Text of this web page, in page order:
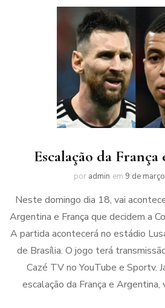
Escalação da
por admin em 9 de
Neste domingo dia 18, vai
Argentina e França que decidem a
A partida acontecerá no estádio
de Brasília. O jogo terá
Cazé TV no YouTube e Sportv.
escalação da França e Argentina,